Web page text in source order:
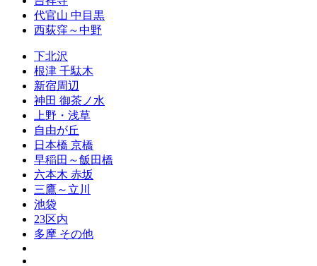
代官山 中目黒
西荻窪～中野
下北沢
根津 千駄木
新宿周辺
神田 御茶ノ水
上野・浅草
自由が丘
日本橋 京橋
早稲田～飯田橋
六本木 赤坂
三鷹～立川
池袋
23区内
多摩 その他